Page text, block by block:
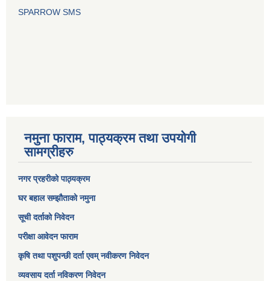
SPARROW SMS
नमुना फाराम, पाठ्यक्रम तथा उपयोगी
सामग्रीहरु
नगर प्रहरीको पाठ्यक्रम
घर बहाल सम्झौताको नमुना
सूची दर्ताको निवेदन
परीक्षा आवेदन फाराम
कृषि तथा पशुपन्छी दर्ता एवम् नवीकरण निवेदन
व्यवसाय दर्ता नविकरण निवेदन